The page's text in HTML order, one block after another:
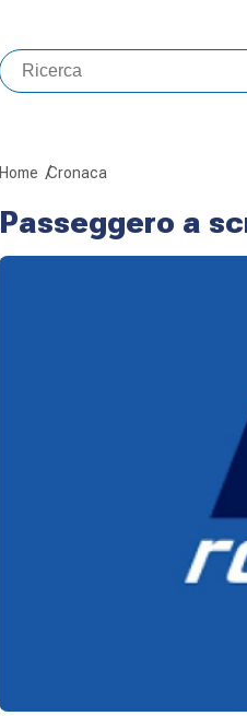
Home Cronaca
Passeggero a